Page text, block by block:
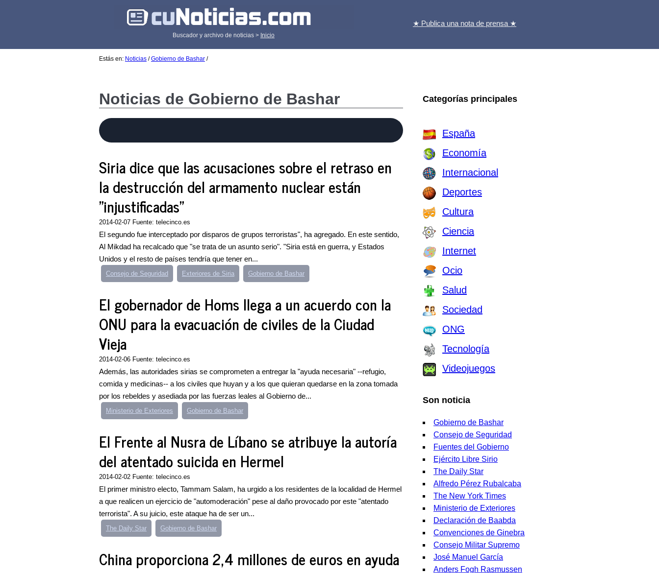
Buscador y archivo de noticias > Inicio
★ Publica una nota de prensa ★
Estás en: Noticias /Gobierno de Bashar /
Noticias de Gobierno de Bashar
Siria dice que las acusaciones sobre el retraso en
la destrucción del armamento nuclear están
"injustificadas"
2014-02-07 Fuente: telecinco.es
El segundo fue interceptado por disparos de grupos terroristas", ha agregado. En este sentido,
Al Mikdad ha recalcado que "se trata de un asunto serio". "Siria está en guerra, y Estados
Unidos y el resto de países tendría que tener en...
Consejo de Seguridad Exteriores de Siria Gobierno de Bashar
El gobernador de Homs llega a un acuerdo con la
ONU para la evacuación de civiles de la Ciudad
Vieja
2014-02-06 Fuente: telecinco.es
Además, las autoridades sirias se comprometen a entregar la "ayuda necesaria" --refugio,
comida y medicinas-- a los civiles que huyan y a los que quieran quedarse en la zona tomada
por los rebeldes y asediada por las fuerzas leales al Gobierno de...
Ministerio de Exteriores Gobierno de Bashar
El Frente al Nusra de Líbano se atribuye la autoría
del atentado suicida en Hermel
2014-02-02 Fuente: telecinco.es
El primer ministro electo, Tammam Salam, ha urgido a los residentes de la localidad de Hermel
a que realicen un ejercicio de "automoderación" pese al daño provocado por este "atentado
terrorista". A su juicio, este ataque ha de ser un...
The Daily Star Gobierno de Bashar
China proporciona 2,4 millones de euros en ayuda
Categorías principales
España
Economía
Internacional
Deportes
Cultura
Ciencia
Internet
Ocio
Salud
Sociedad
ONG
Tecnología
Videojuegos
Son noticia
Gobierno de Bashar
Consejo de Seguridad
Fuentes del Gobierno
Ejército Libre Sirio
The Daily Star
Alfredo Pérez Rubalcaba
The New York Times
Ministerio de Exteriores
Declaración de Baabda
Convenciones de Ginebra
Consejo Militar Supremo
José Manuel García
Anders Fogh Rasmussen